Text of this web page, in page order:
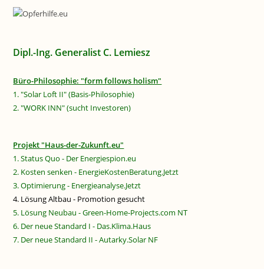
Dipl.-Ing. Generalist C. Lemiesz
Büro-Philosophie: "form follows holism"
1. "Solar Loft II" (Basis-Philosophie)
2. "WORK INN" (sucht Investoren)
Projekt "Haus-der-Zukunft.eu"
1. Status Quo - Der Energiespion.eu
2. Kosten senken - EnergieKostenBeratung.Jetzt
3. Optimierung - Energieanalyse.Jetzt
4. Lösung Altbau - Promotion gesucht
5. Lösung Neubau - Green-Home-Projects.com NT
6. Der neue Standard I - Das.Klima.Haus
7. Der neue Standard II - Autarky.Solar NF